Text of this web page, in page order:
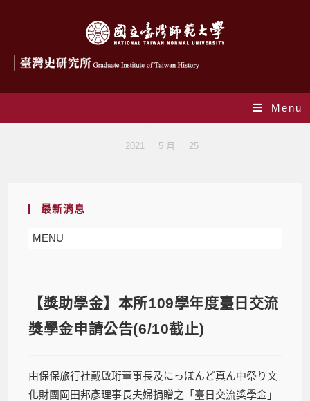
Menu
2021 5 月 25
最新消息
MENU
【獎助學金】本所109學年度臺日交流
獎學金申請公告(6/10截止)
由保保旅行社戴啟珩董事長及にっぽんど真ん中祭り文
化財團岡田邦彥理事長夫婦捐贈之「臺日交流獎學金」